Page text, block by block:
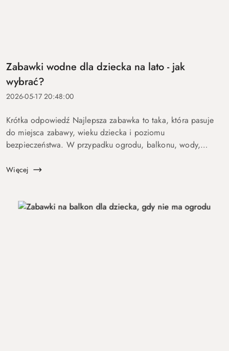
Zabawki wodne dla dziecka na lato - jak
wybrać?
2026-05-17 20:48:00
Krótka odpowiedź Najlepsza zabawka to taka, która pasuje
do miejsca zabawy, wieku dziecka i poziomu
bezpieczeństwa. W przypadku ogrodu, balkonu, wody,
zasady, trwałość, ł...
Więcej